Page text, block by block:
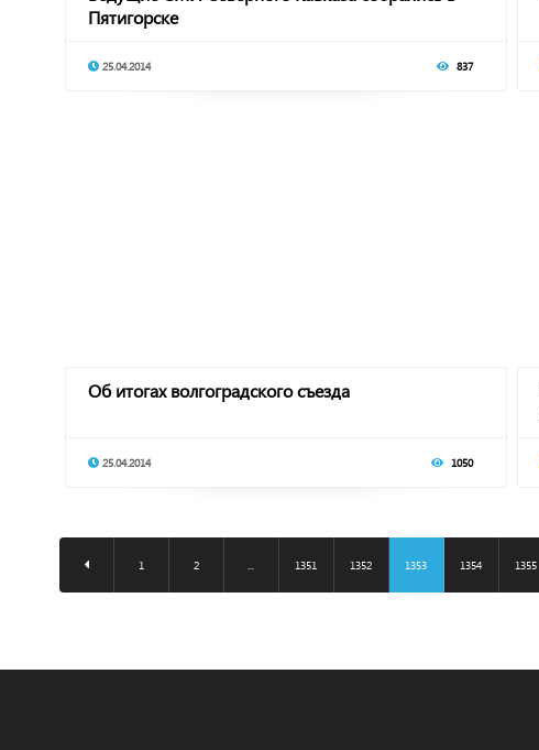
Пятигорске
25.04.2014 837
Об итогах волгоградского съезда
25.04.2014 1050
1 2 1351 1352 1353 1354 1355